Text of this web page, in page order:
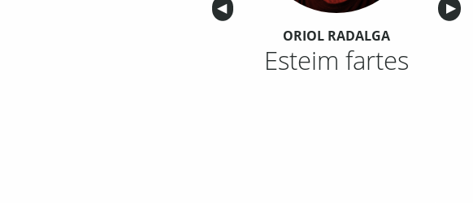
Anterior
◀︎ ▶︎
ORIOL RADALGA
Esteim fartes